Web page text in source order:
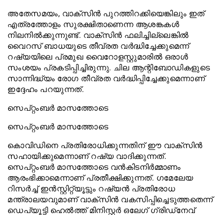
അതേസമയം, വാക്‌സിന്‍ പുറത്തിറക്കിയെങ്കിലും ഇത്
എത്രത്തോളം സുരക്ഷിതാണെന്ന ആശങ്കകള്‍
നിലനില്‍ക്കുന്നുണ്ട്. വാക്‌സിന്‍ ഫലിച്ചില്ലെങ്കില്‍
വൈറസ് ബാധയുടെ തീവ്രത വര്‍ദ്ധിച്ചേക്കുമെന്ന്
റഷ്യയിലെ പ്രമുഖ വൈറോളസ്റ്റുമാരില്‍ ഒരാള്‍
സംശയം പ്രകടിപ്പിച്ചിരുന്നു. ചില ആന്റിബോഡികളുടെ
സാന്നിദ്ധ്യം രോഗ തീവ്രത വര്‍ദ്ധിപ്പിച്ചേക്കുമെന്നാണ്
ഇദ്ദേഹം പറയുന്നത്.
സെപ്റ്റംബര്‍ മാസത്തോടെ
സെപ്റ്റംബര്‍ മാസത്തോടെ
കൊവിഡിനെ പ്രതിരോധിക്കുന്നതിന് ഈ വാക്‌സിന്‍
സഹായിക്കുമെന്നാണ് റഷ്യ വാദിക്കുന്നത്.
സെപ്റ്റംബര്‍ മാസത്തോടെ വന്‍കിടനിര്‍മ്മാണം
ആരംഭിക്കാമെന്നാണ് പ്രതീക്ഷിക്കുന്നത്. ഗമേലേയ
റിസര്‍ച്ച് ഇന്‍സ്റ്റിറ്റ്യൂട്ടും റഷ്യന്‍ പ്രതിരോധ
മന്ത്രാലയവുമാണ് വാക്‌സിന്‍ വകസിപ്പിച്ചെടുത്തതെന്ന്
ഡെപ്യൂട്ടി ഹെല്‍ത്ത് മിനിസ്റ്റര്‍ ഒലേഗ് ഗ്രിഡ്‌നേവ്